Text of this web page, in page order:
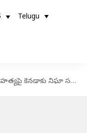
Telugu
నిఘా సమాచారాన్ని అందించిన అమెరికా ఇంటెలిజెన్స్.. న్యూయార్క్ టైమ్స్‌ వెల్లడి